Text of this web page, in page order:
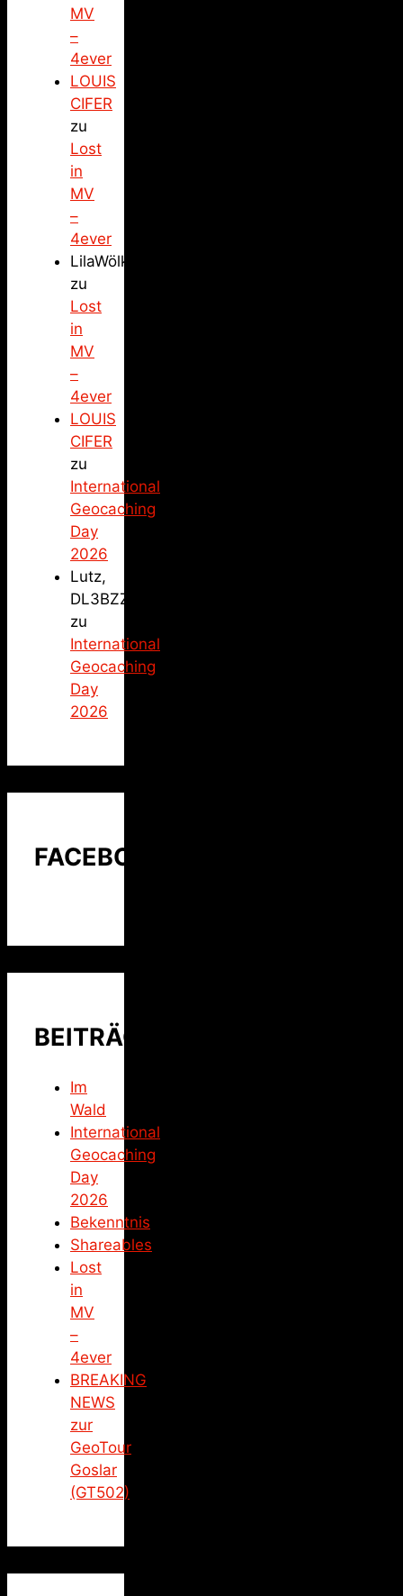
MV
–
4ever
LOUIS
CIFER
zu
Lost
in
MV
–
4ever
LilaWölkchen
zu
Lost
in
MV
–
4ever
LOUIS
CIFER
zu
International
Geocaching
Day
2026
Lutz,
DL3BZZ
zu
International
Geocaching
Day
2026
FACEBOOK
BEITRÄGE
Im
Wald
International
Geocaching
Day
2026
Bekenntnis
Shareables
Lost
in
MV
–
4ever
BREAKING
NEWS
zur
GeoTour
Goslar
(GT502)